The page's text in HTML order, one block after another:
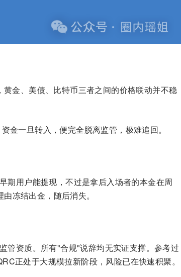
金、美债、比特币三者之间的价格联动并不稳
金一旦转入，便完全脱离监管，极难追回。
用户能提现，不过是拿后入场者的本金在周
冻结出金，随后消失。
管资质。所有"合规"说辞均无实证支撑。参考过
正处于大规模拉新阶段，风险已在快速积聚。